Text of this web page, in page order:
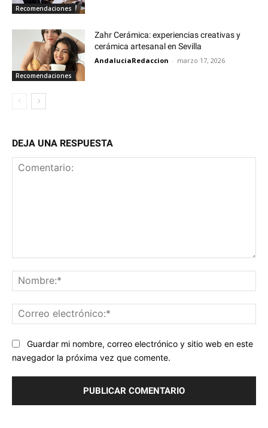
Recomendaciones
Recomendaciones
Zahr Cerámica: experiencias creativas y
cerámica artesanal en Sevilla
AndaluciaRedaccion - marzo 17, 2026
DEJA UNA RESPUESTA
Guardar mi nombre, correo electrónico y sitio web en este
navegador la próxima vez que comente.